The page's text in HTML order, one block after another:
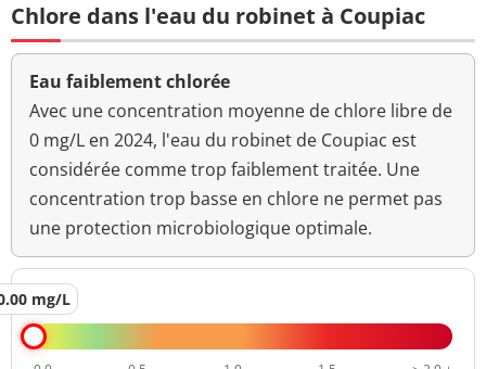
Bact. aér. revivifiables
<1 n/mL
Bact. aér. revivifiables
à 36°-44h
3 n/mL
Ammonium (en NH4) <0,01 mg/L <=0,1 mg/L
Odeur (qualitatif)
Aucun
changement
anormal
pH 8,2 unité pH
Chlore dans l'eau du robinet à Coupiac
Eau faiblement chlorée
Avec une concentration moyenne de chlore libre de
0 mg/L en 2024, l'eau du robinet de Coupiac est
considérée comme trop faiblement traitée. Une
concentration trop basse en chlore ne permet pas
une protection microbiologique optimale.
mg/L